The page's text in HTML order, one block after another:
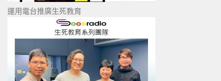
運用電台推廣生死教育